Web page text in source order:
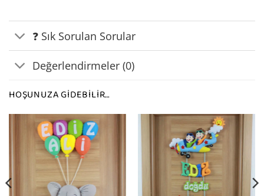
❓ Sık Sorulan Sorular
Değerlendirmeler (0)
HOŞUNUZA GIDEBILIR…